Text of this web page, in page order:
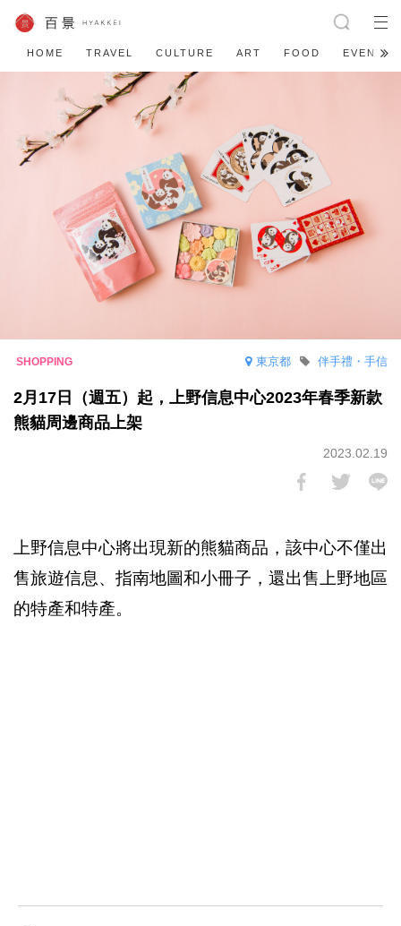
HOME TRAVEL CULTURE ART FOOD EVENT
東京都 伴手禮・手信
2月17日（週五）起，上野信息中心2023年春季新款
熊貓周邊商品上架
2023.02.19
上野信息中心將出現新的熊貓商品，該中心不僅出
售旅遊信息、指南地圖和小冊子，還出售上野地區
的特產和特產。